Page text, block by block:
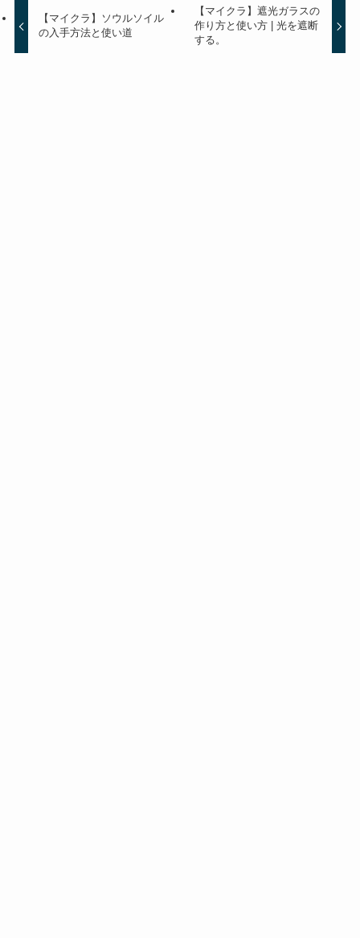
【マイクラ】ソウルソイル
の入手方法と使い道
【マイクラ】遮光ガラスの
作り方と使い方 | 光を遮断
する。